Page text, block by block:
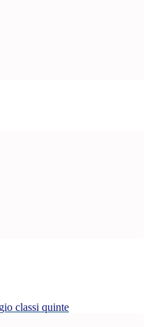
classi quinte